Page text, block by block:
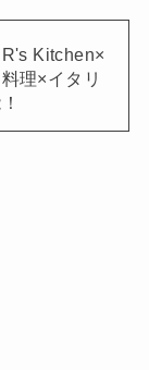
R's Kitchen×
理×イタリ